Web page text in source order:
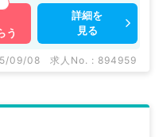
う
詳細を
見る
09/08 求人No. : 894959